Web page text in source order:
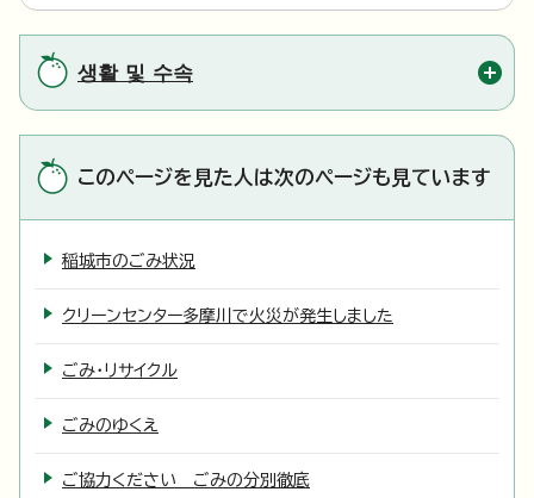
생활 및 수속
このページを見た人は次のページも見ています
稲城市のごみ状況
クリーンセンター多摩川で火災が発生しました
ごみ・リサイクル
ごみのゆくえ
ご協力ください ごみの分別徹底